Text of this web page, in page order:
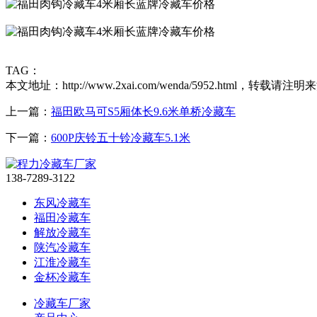
TAG：
本文地址：http://www.2xai.com/wenda/5952.html，转载请注明
上一篇： 福田欧马可S5厢体长9.6米单桥冷藏车
下一篇： 600P庆铃五十铃冷藏车5.1米
138-7289-3122
东风冷藏车
福田冷藏车
解放冷藏车
陕汽冷藏车
江淮冷藏车
金杯冷藏车
冷藏车厂家